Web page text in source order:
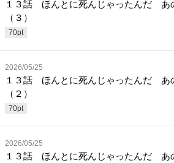
１３話 ほんとに死んじゃったんだ あ
（３）
70pt
2026/05/25
１３話 ほんとに死んじゃったんだ あ
（２）
70pt
2026/05/25
１３話 ほんとに死んじゃったんだ あ